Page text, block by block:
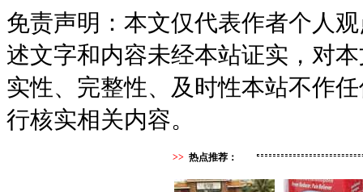
免责声明：本文仅代表作者个人
述文字和内容未经本站证实，对
实性、完整性、及时性本站不作
行核实相关内容。
>> 热点推荐：